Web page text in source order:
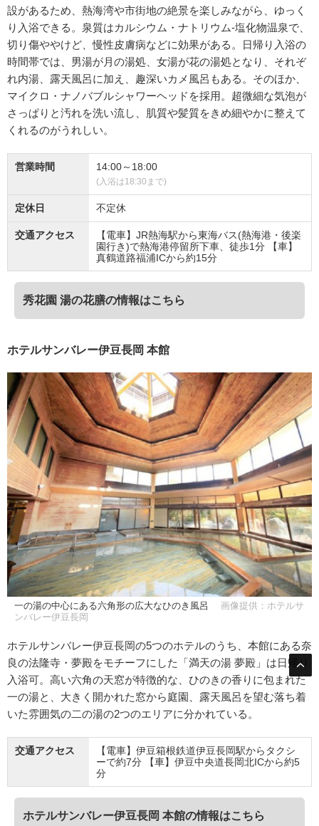
設があるため、熱海湾や市街地の絶景を楽しみながら、ゆっく
り入浴できる。泉質はカルシウム・ナトリウム-塩化物温泉で、
切り傷ややけど、慢性皮膚病などに効果がある。日帰り入浴の
時間帯では、男湯が月の湯処、女湯が花の湯処となり、それぞ
れ内湯、露天風呂に加え、趣深いカメ風呂もある。そのほか、
マイクロ・ナノバブルシャワーヘッドを採用。超微細な気泡が
さっぱりと汚れを洗い流し、肌質や髪質をきめ細やかに整えて
くれるのがうれしい。
営業時間 14:00～18:00
(入浴は18:30まで)
定休日 不定休
交通アクセス
【電車】JR熱海駅から東海バス(熱海港・後楽
園行き)で熱海港停留所下車、徒歩1分 【車】
真鶴道路福浦ICから約15分
秀花園 湯の花膳の情報はこちら
ホテルサンバレー伊豆長岡 本館
一の湯の中心にある六角形の広大なひのき風呂
画像提供：ホテルサ
ンバレー伊豆長岡
ホテルサンバレー伊豆長岡の5つのホテルのうち、本館にある奈
良の法隆寺・夢殿をモチーフにした「満天の湯 夢殿」は日帰り
入浴可。高い六角の天窓が特徴的な、ひのきの香りに包まれた
一の湯と、大きく開かれた窓から庭園、露天風呂を望む落ち着
いた雰囲気の二の湯の2つのエリアに分かれている。
交通アクセス
【電車】伊豆箱根鉄道伊豆長岡駅からタクシ
ーで約7分 【車】伊豆中央道長岡北ICから約5
分
ホテルサンバレー伊豆長岡 本館の情報はこちら